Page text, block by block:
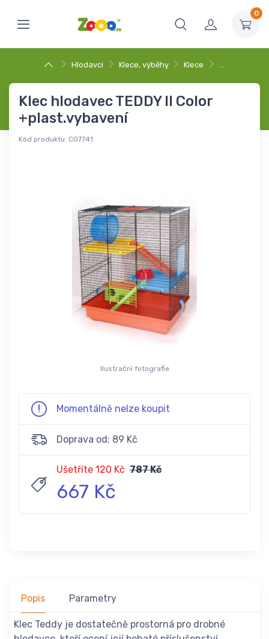
0
Hlodavci Klece, výběhy Klece …
Klec hlodavec TEDDY II Color
+plast.vybavení
Kód produktu: C07741
Ilustrační fotografie
Momentálně nelze koupit
Doprava od: 89 Kč
Ušetříte 120 Kč 787 Kč
667 Kč
Popis Parametry
Klec Teddy je dostatečně prostorná pro drobné